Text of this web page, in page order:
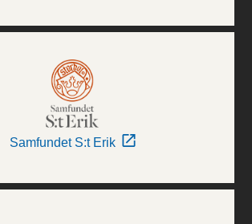
Samfundet S:t Erik